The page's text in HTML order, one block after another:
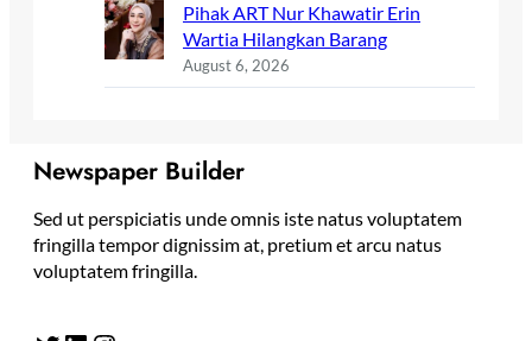
Pihak ART Nur Khawatir Erin
Wartia Hilangkan Barang
August 6, 2026
Newspaper Builder
Sed ut perspiciatis unde omnis iste natus voluptatem
fringilla tempor dignissim at, pretium et arcu natus
voluptatem fringilla.